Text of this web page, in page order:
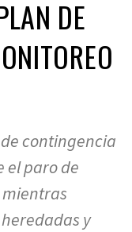
DE
contingencia
el paro de
y